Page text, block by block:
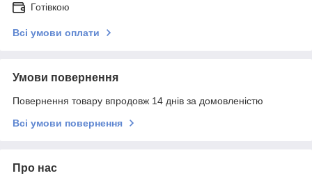
Готівкою
Всі умови оплати
Умови повернення
Повернення товару впродовж 14 днів за домовленістю
Всі умови повернення
Про нас